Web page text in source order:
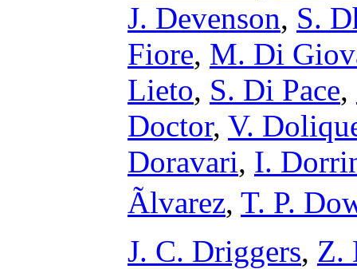
J. Devenson, S.
Fiore, M. Di
Lieto, S. Di Pace,
Doctor, V.
Doravari, I.
Ãlvarez, T. P.
J. C. Driggers, Z.